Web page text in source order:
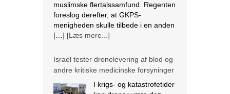
muslimske flertalssamfund. Regenten
foreslog derefter, at GKPS-
menigheden skulle tilbede i en anden
[…] [Læs mere...]
Israel tester dronelevering af blod og
andre kritiske medicinske forsyninger
I krigs- og katastrofetider